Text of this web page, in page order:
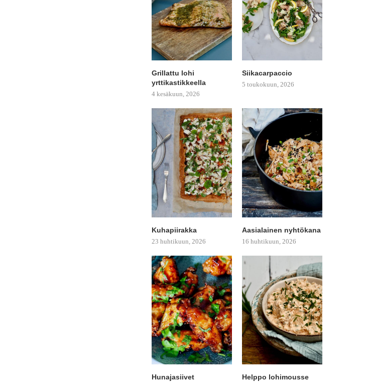
Grillattu lohi
yrttikastikkeella
4 kesäkuun, 2026
Siikacarpaccio
5 toukokuun, 2026
Kuhapiirakka
23 huhtikuun, 2026
Aasialainen nyhtökana
16 huhtikuun, 2026
Hunajasiivet Helppo lohimousse